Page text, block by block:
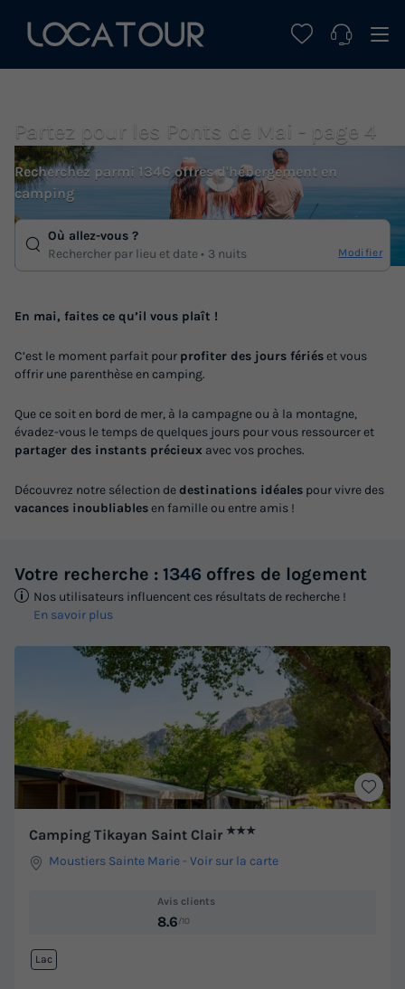
Partez pour les Ponts de Mai - page 4
Recherchez parmi 1346 offres d'hébergement en
camping
Où allez-vous ?
Rechercher par lieu et date
3 nuits Modifier
En mai, faites ce qu’il vous plaît !
C’est le moment parfait pour profiter des jours fériéset vous
offrir une parenthèse en camping.
Que ce soit en bord de mer, à la campagne ou à la montagne,
évadez-vous le temps de quelques jours pour vous ressourcer et
partager des instants précieux avec vos proches.
Découvrez notre sélection dedestinations idéales pour vivre des
vacances inoubliablesen famille ou entre amis !
Votre recherche : 1346 offres de logement
Nos utilisateurs influencent ces résultats de recherche !
En savoir plus
Camping Tikayan Saint Clair ★★★
Moustiers Sainte Marie -Voir sur la carte
Avis clients
8.6/10
Lac